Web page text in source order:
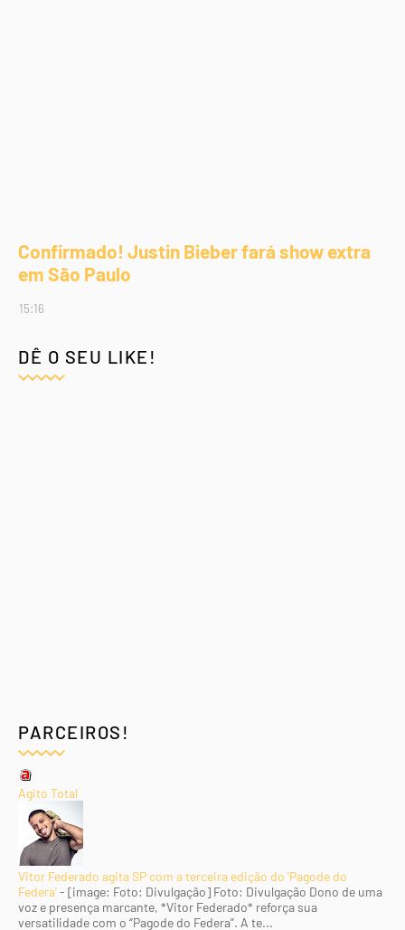
Confirmado! Justin Bieber fará show extra
em São Paulo
15:16
DÊ O SEU LIKE!
PARCEIROS!
Agito Total
Vitor Federado agita SP com a terceira edição do 'Pagode do
Federa'- [image: Foto: Divulgação] Foto: Divulgação Dono de uma
voz e presença marcante, *Vitor Federado* reforça sua
versatilidade com o “Pagode do Federa”. A te...